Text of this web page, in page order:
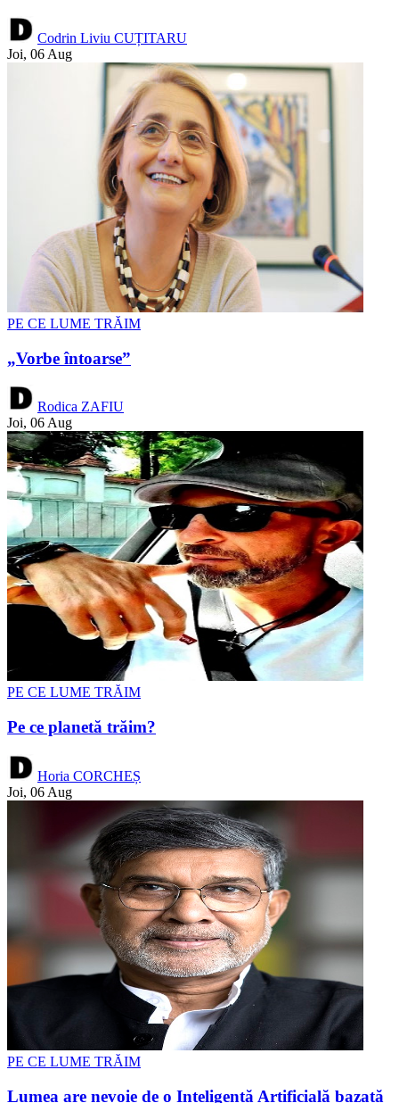
Codrin Liviu CUȚITARU
Joi, 06 Aug
PE CE LUME TRĂIM
„Vorbe întoarse”
Rodica ZAFIU
Joi, 06 Aug
PE CE LUME TRĂIM
Pe ce planetă trăim?
Horia CORCHEȘ
Joi, 06 Aug
PE CE LUME TRĂIM
Lumea are nevoie de o Inteligență Artificială bazată